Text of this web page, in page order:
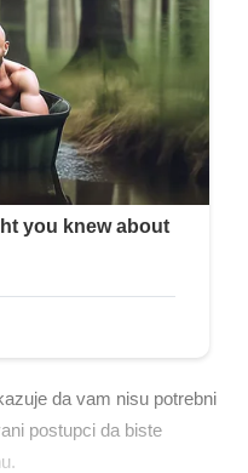
da vam nisu potrebni
postupci da biste